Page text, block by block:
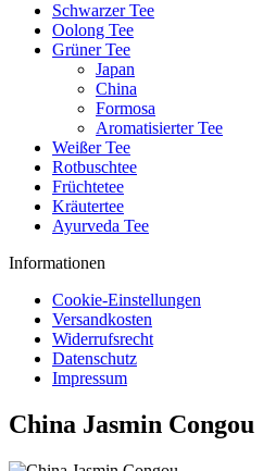
Schwarzer Tee
Oolong Tee
Grüner Tee
Japan
China
Formosa
Aromatisierter Tee
Weißer Tee
Rotbuschtee
Früchtetee
Kräutertee
Ayurveda Tee
Informationen
Cookie-Einstellungen
Versandkosten
Widerrufsrecht
Datenschutz
Impressum
China Jasmin Congou